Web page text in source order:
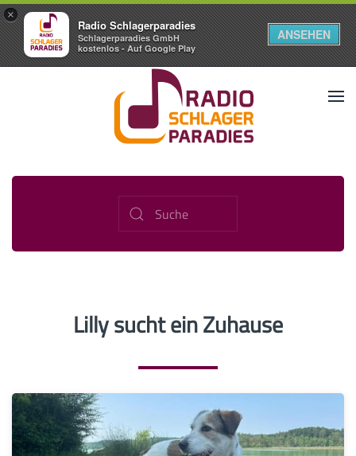
×
Radio Schlagerparadies
Schlagerparadies GmbH
kostenlos - Auf Google Play
ANSEHEN
Lilly sucht ein Zuhause